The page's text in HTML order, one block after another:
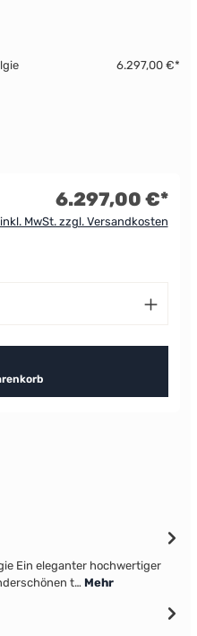
6.297,00 €*
6.297,00 €*
MwSt. zzgl. Versandkosten
gewünschten Wert
Ein eleganter hochwertiger
t… Mehr